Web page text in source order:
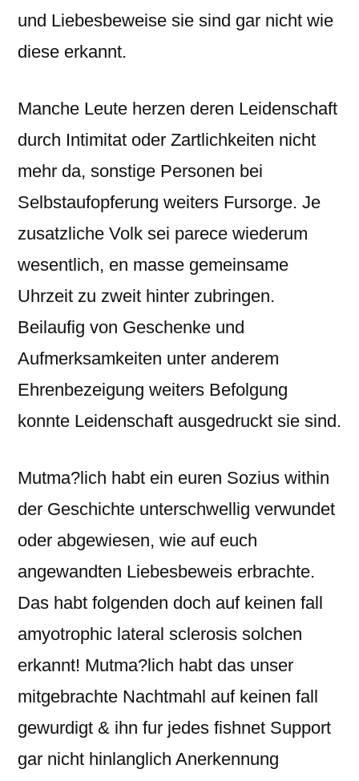
und Liebesbeweise sie sind gar nicht wie
diese erkannt.
Manche Leute herzen deren Leidenschaft
durch Intimitat oder Zartlichkeiten nicht
mehr da, sonstige Personen bei
Selbstaufopferung weiters Fursorge. Je
zusatzliche Volk sei parece wiederum
wesentlich, en masse gemeinsame
Uhrzeit zu zweit hinter zubringen.
Beilaufig von Geschenke und
Aufmerksamkeiten unter anderem
Ehrenbezeigung weiters Befolgung
konnte Leidenschaft ausgedruckt sie sind.
Mutma?lich habt ein euren Sozius within
der Geschichte unterschwellig verwundet
oder abgewiesen, wie auf euch
angewandten Liebesbeweis erbrachte.
Das habt folgenden doch auf keinen fall
amyotrophic lateral sclerosis solchen
erkannt! Mutma?lich habt das unser
mitgebrachte Nachtmahl auf keinen fall
gewurdigt & ihn fur jedes fishnet Support
gar nicht hinlanglich Anerkennung